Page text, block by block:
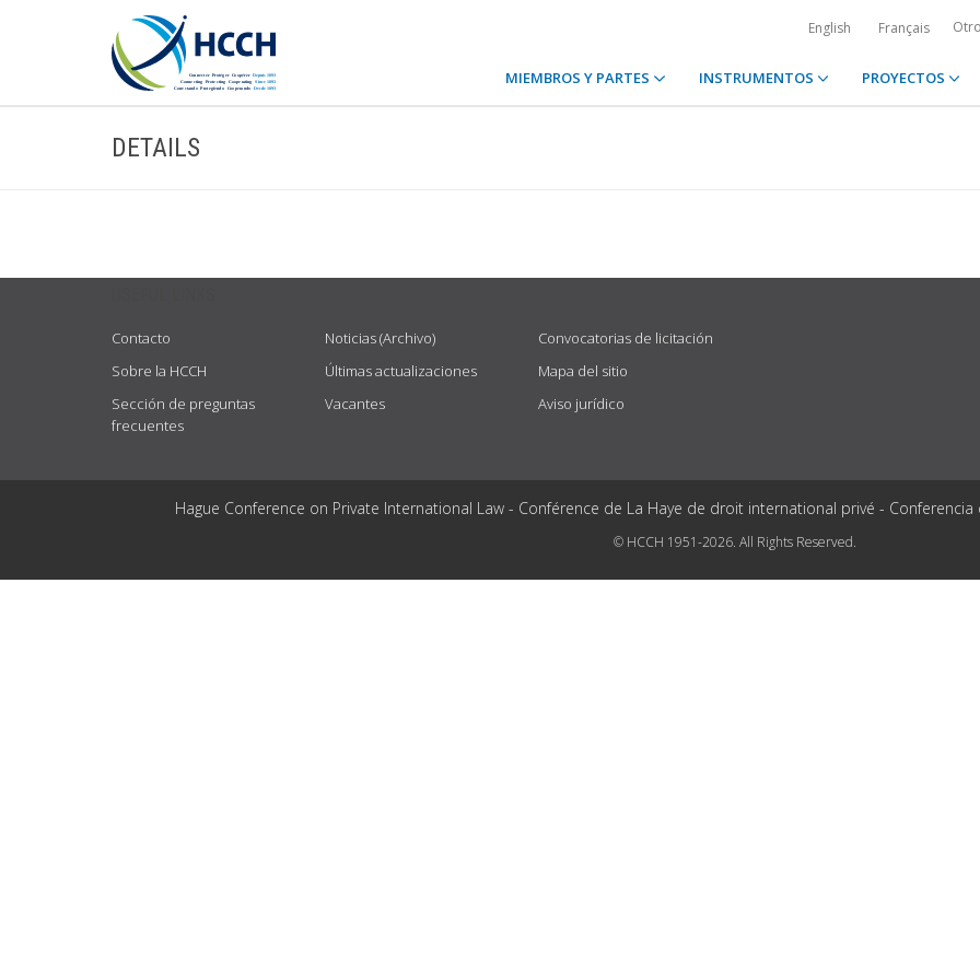
English Français
MIEMBROS Y PARTES INSTRUMENTOS PROYECTOS
DETAILS
Contacto
Sobre la HCCH
Sección de preguntas
frecuentes
Noticias (Archivo)
Últimas actualizaciones
Vacantes
Convocatorias de licitación
Mapa del sitio
Aviso jurídico
Hague Conference on Private International Law - Conférence de La Haye de droit international privé -
© HCCH 1951-2026. All Rights Reserved.